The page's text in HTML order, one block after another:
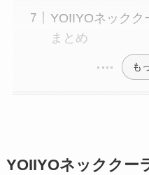
YOIIYOネックク
まとめ
も
YOIIYOネッククー